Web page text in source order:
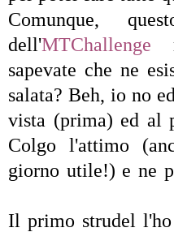
Comunque, q
dell'MTChallenge
sapevate che ne
salata? Beh, io no
vista (prima) ed al
Colgo l'attimo
giorno utile!) e ne
Il primo strudel